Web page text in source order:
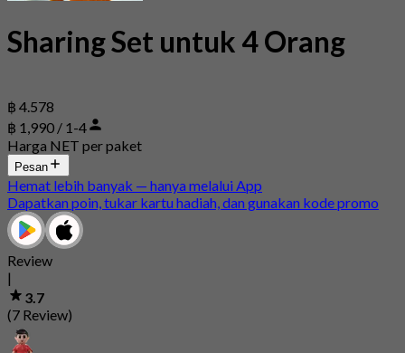
Sharing Set untuk 4 Orang
฿ 4.578
฿ 1,990 / 1-4
Harga NET per paket
Pesan
Hemat lebih banyak — hanya melalui App
Dapatkan poin, tukar kartu hadiah, dan gunakan kode promo
Review
|
3.7
(7 Review)